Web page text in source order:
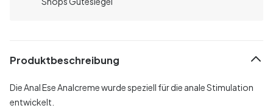
Produktbeschreibung
Die Anal Ese Analcreme wurde speziell für die anale Stimulation
entwickelt.